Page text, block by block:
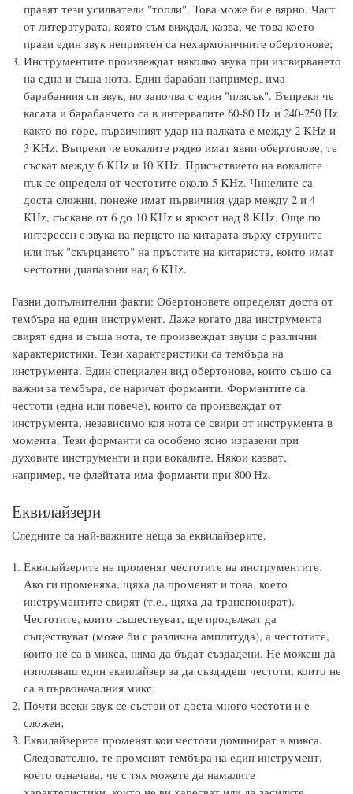
правят тези усилватели "топли". Това може би е вярно. Част
от литературата, която съм виждал, казва, че това което
прави един звук неприятен са нехармоничните обертонове;
Инструментите произвеждат няколко звука при изсвирването
на една и съща нота. Един барабан например, има
барабанния си звук, но започва с един "плясък". Въпреки че
касата и барабанчето са в интервалите 60-80 Hz и 240-250 Hz
както по-горе, първичният удар на палката е между 2 KHz и
3 KHz. Въпреки че вокалите рядко имат явни обертонове, те
съскат между 6 KHz и 10 KHz. Присъствието на вокалите
пък се определя от честотите около 5 KHz. Чинелите са
доста сложни, понеже имат първичния удар между 2 и 4
KHz, съскане от 6 до 10 KHz и яркост над 8 KHz. Още по
интересен е звука на перцето на китарата върху струните
или пък "скърцането" на пръстите на китариста, които имат
честотни диапазони над 6 KHz.
Разни допълнителни факти: Обертоновете определят доста от
тембъра на един инструмент. Даже когато два инструмента
свирят една и съща нота, те произвеждат звуци с различни
характеристики. Тези характеристики са тембъра на
инструмента. Един специален вид обертонове, които също са
важни за тембъра, се наричат форманти. Формантите са
честоти (една или повече), които са произвеждат от
инструмента, независимо коя нота се свири от инструмента в
момента. Тези форманти са особено ясно изразени при
духовите инструменти и при вокалите. Някои казват,
например, че флейтата има форманти при 800 Hz.
Еквилайзери
Следните са най-важните неща за еквилайзерите.
Еквилайзерите не променят честотите на инструментите.
Ако ги променяха, щяха да променят и това, което
инструментите свирят (т.е., щяха да транспонират).
Честотите, които съществуват, ще продължат да
съществуват (може би с различна амплитуда), а честотите,
които не са в микса, няма да бъдат създадени. Не можеш да
използваш един еквилайзер за да създадеш честоти, които не
са в първоначалния микс;
Почти всеки звук се състои от доста много честоти и е
сложен;
Еквилайзерите променят кои честоти доминират в микса.
Следователно, те променят тембъра на един инструмент,
което означава, че с тях можете да намалите